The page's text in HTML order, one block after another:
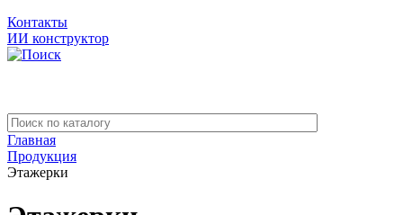
Контакты
ИИ конструктор
Главная
Продукция
Этажерки